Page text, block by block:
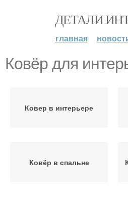
ДЕТАЛИ
главная
Ковёр для
Ковер в интерьере
Ковёр в спальне